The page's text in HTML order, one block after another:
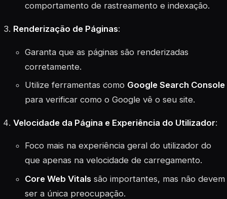
comportamento de rastreamento e indexação.
Renderização de Páginas:
Garanta que as páginas são renderizadas
corretamente.
Utilize ferramentas como Google Search Console
para verificar como o Google vê o seu site.
Velocidade da Página e Experiência do Utilizador:
Foco mais na experiência geral do utilizador do
que apenas na velocidade de carregamento.
Core Web Vitalssão importantes, mas não devem
ser a única preocupação.